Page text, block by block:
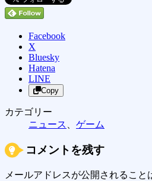
Facebook
X
Bluesky
Hatena
LINE
Copy
カテゴリー
ニュース
ゲーム
コメントを残す
メールアドレスが公開されること